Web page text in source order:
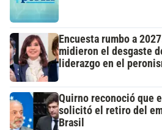
Encuesta rumbo a
midieron el desgaste
liderazgo en el
Quirno reconoció que
solicitó el retiro del
Brasil